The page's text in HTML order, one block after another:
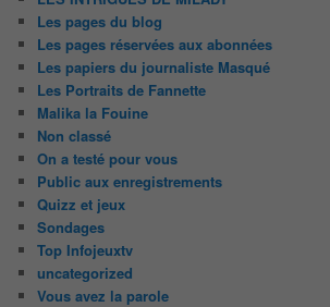
Les pages du blog
Les pages réservées aux abonnées
Les papiers du journaliste Masqué
Les Portraits de Fannette
Malika la Fouine
Non classé
On a testé pour vous
Public aux enregistrements
Quizz et jeux
Sondages
Top Infojeuxtv
uncategorized
Vous avez la parole